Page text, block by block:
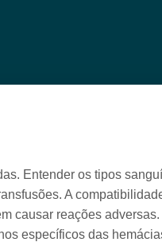
Entender os tipos
A
causar reações
específicos das